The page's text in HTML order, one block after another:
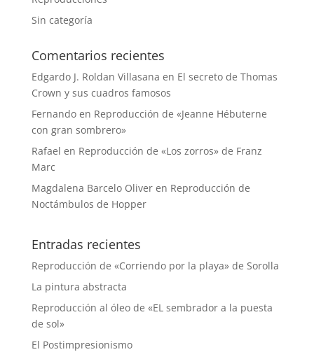
Sin categoría
Comentarios recientes
Edgardo J. Roldan Villasana en El secreto de Thomas
Crown y sus cuadros famosos
Fernandoen Reproducción de «Jeanne Hébuterne
con gran sombrero»
Rafael en Reproducción de «Los zorros» de Franz
Marc
Magdalena Barcelo Oliveren Reproducción de
Noctámbulos de Hopper
Entradas recientes
Reproducción de «Corriendo por la playa» de Sorolla
La pintura abstracta
Reproducción al óleo de «EL sembrador a la puesta
de sol»
El Postimpresionismo